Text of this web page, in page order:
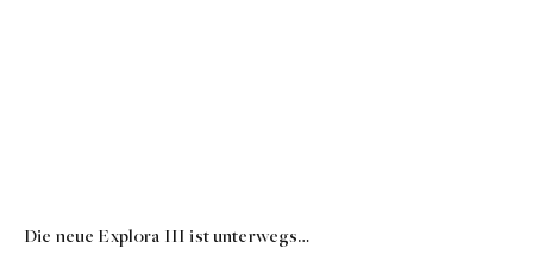
Die neue Explora III ist unterwegs…